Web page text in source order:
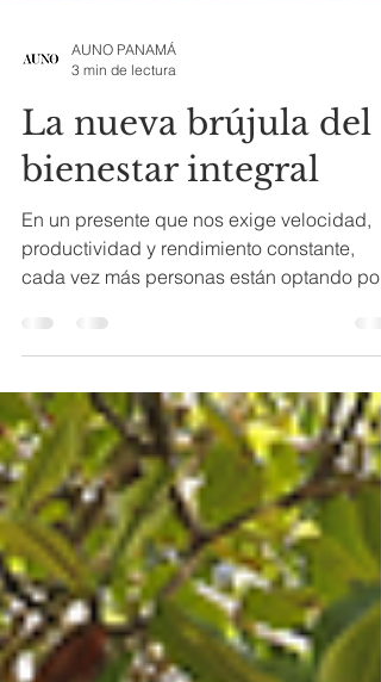
3 min de lectura
La nueva brújula del
bienestar integral
En un presente que nos exige velocidad,
productividad y rendimiento constante,
una pausa consciente. Un espacio interior
donde ya no se busca solo calmar
sino comprender el lenguaje silencioso del
cuerpo, las emociones y el alma. Es allí
donde emerge con fuerza una nueva
filosofía: la tendencia holística
Carlos Gustavo Villamor. Fotos por cortesía
de la marca Más que una corriente pasajera,
se trata de un movimi